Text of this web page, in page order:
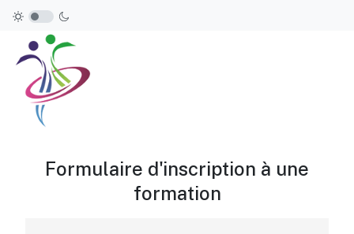
Formulaire d'inscription à une
formation